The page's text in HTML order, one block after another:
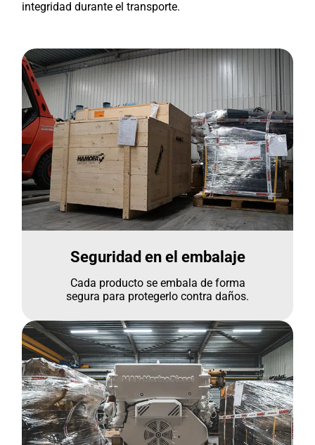
integridad durante el transporte.
Seguridad en el embalaje
Cada producto se embala de forma
segura para protegerlo contra daños.